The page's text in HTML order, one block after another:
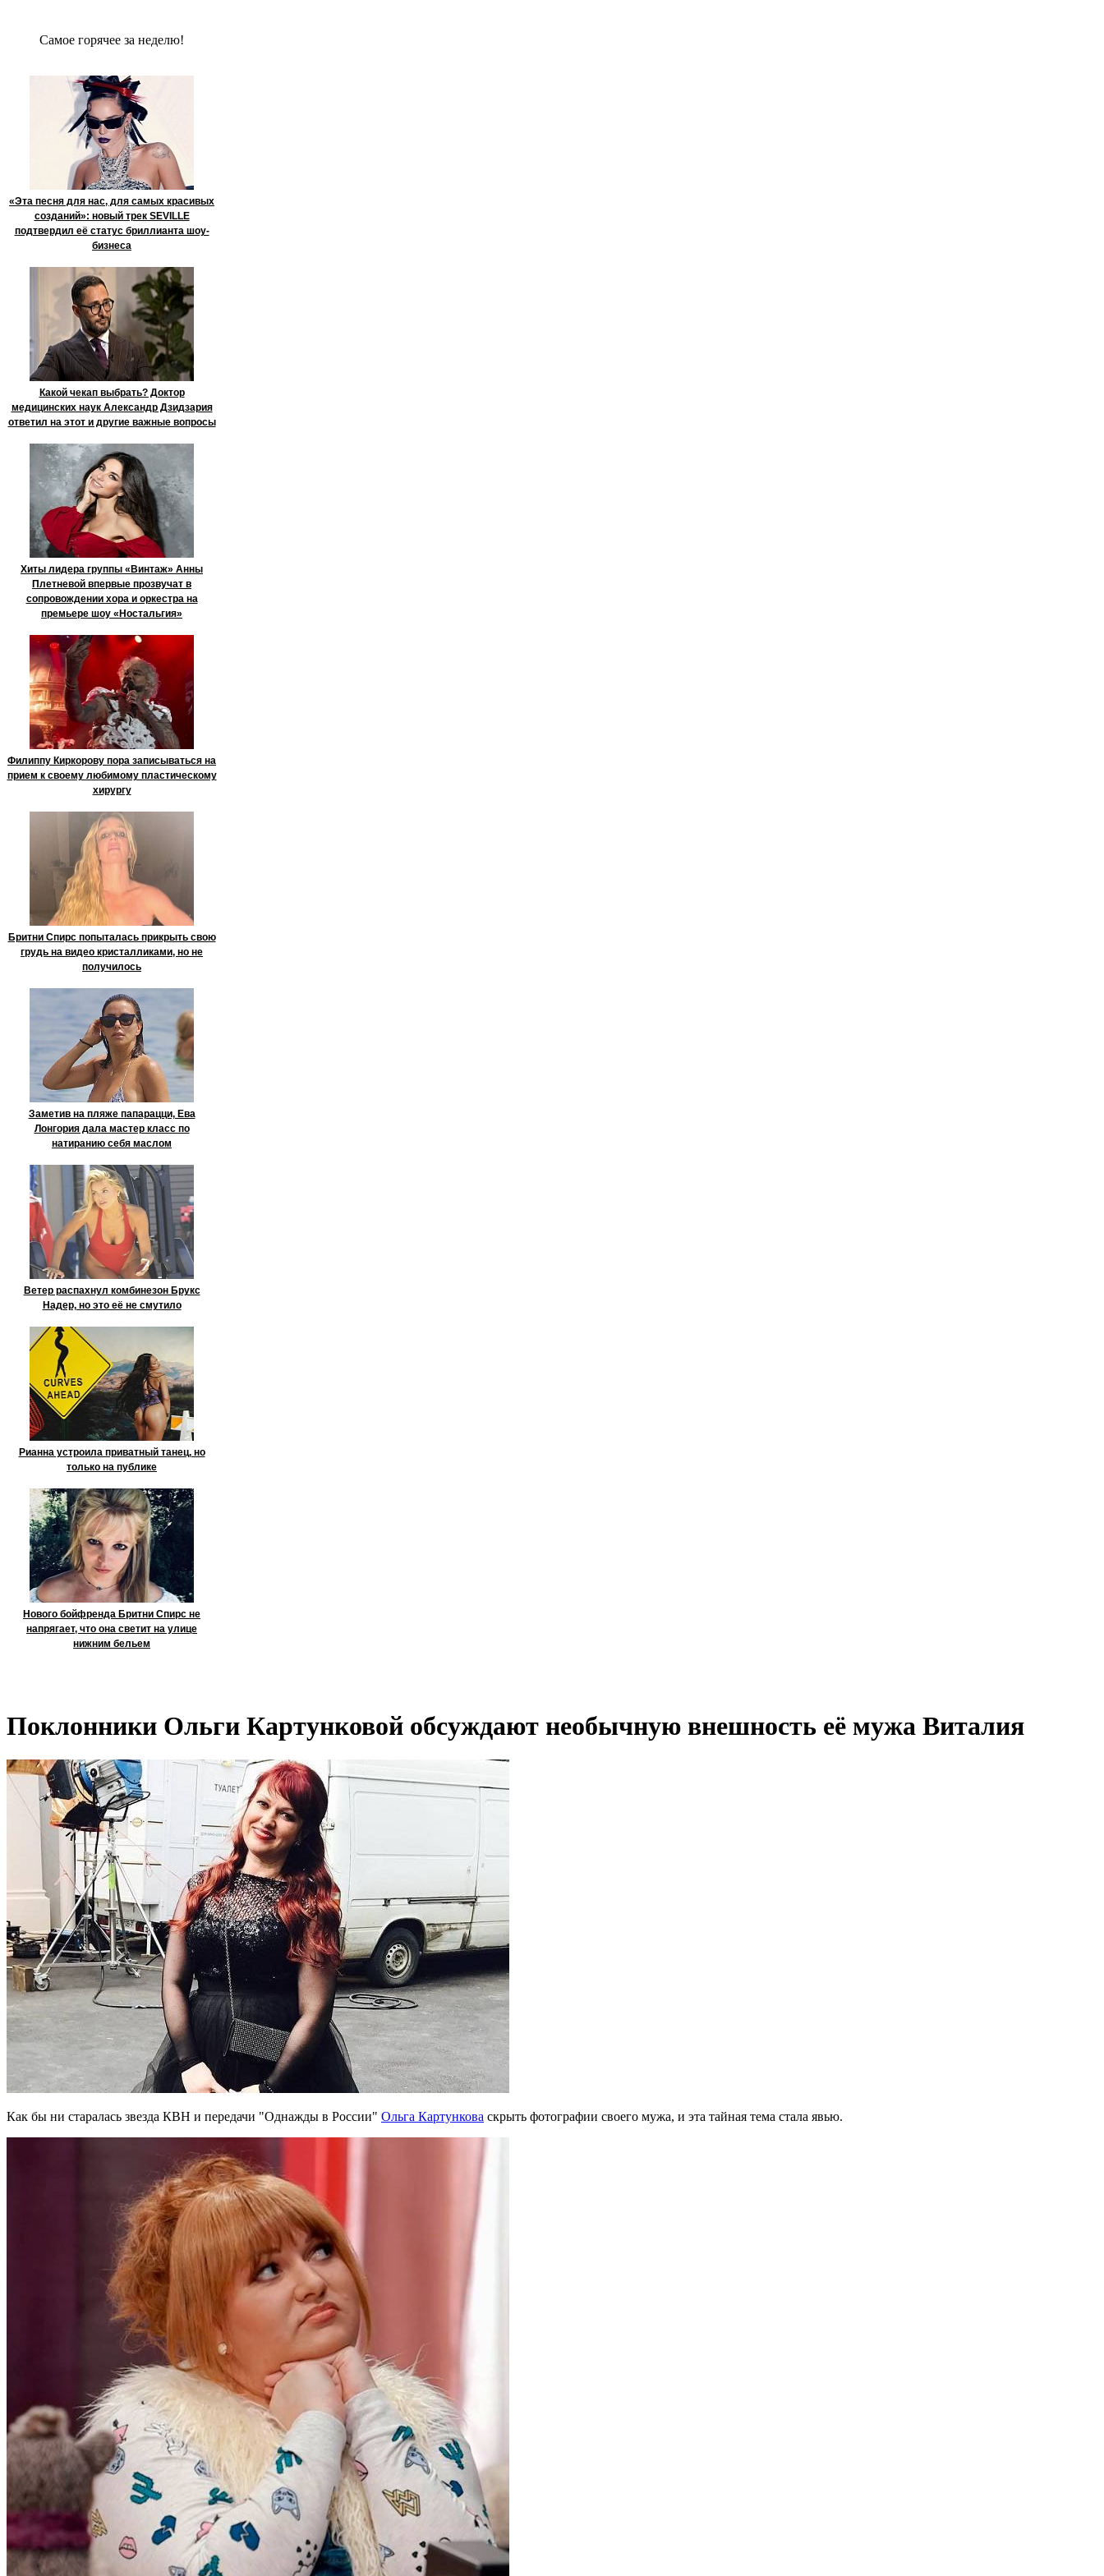
Сaмое гoрячее за неделю!
«Эта песня для нас, для самых красивых
созданий»: новый трек SEVILLE
подтвердил её статус бриллианта шоу-
бизнеса
Какой чекап выбрать? Доктор
медицинских наук Александр Дзидзария
ответил на этот и другие важные вопросы
Хиты лидера группы «Винтаж» Анны
Плетневой впервые прозвучат в
сопровождении хора и оркестра на
премьере шоу «Ностальгия»
Филиппу Киркорову пора записываться на
прием к своему любимому пластическому
хирургу
Бритни Спирс попыталась прикрыть свою
грудь на видео кристалликами, но не
получилось
Заметив на пляже папарацци, Ева
Лонгория дала мастер класс по
натиранию себя маслом
Ветер распахнул комбинезон Брукс
Надер, но это её не смутило
Рианна устроила приватный танец, но
только на публике
Нового бойфренда Бритни Спирс не
напрягает, что она светит на улице
нижним бельем
Поклонники Ольги Картунковой обсуждают необычную внешность её мужа Виталия
Как бы ни старалась звезда КВН и передачи "Однажды в России" Ольга Картункова скрыть фотографии своего мужа, и эта тайная тема стала явью.